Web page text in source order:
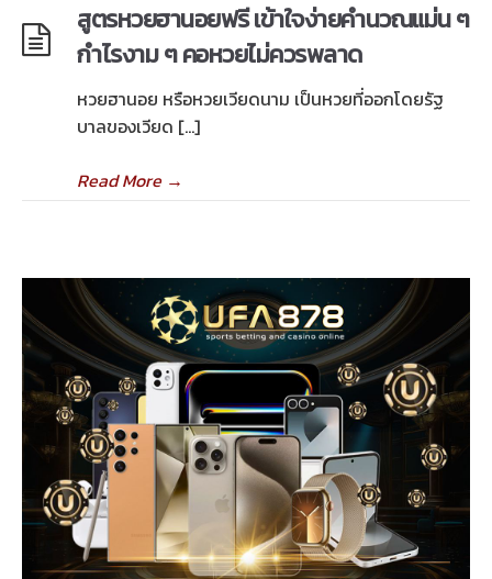
สูตรหวยฮานอยฟรี เข้าใจง่ายคำนวณแม่น ๆ
กำไรงาม ๆ คอหวยไม่ควรพลาด
หวยฮานอย หรือหวยเวียดนาม เป็นหวยที่ออกโดยรัฐ
บาลของเวียด […]
Read More→